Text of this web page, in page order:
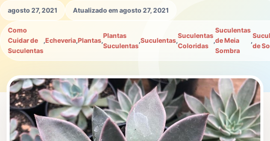
agosto 27, 2021 Atualizado em agosto 27, 2021
Como
Cuidar de
Suculentas
,Echeveria,Plantas,
Plantas
Suculentas
,Suculentas,
Suculentas
Coloridas
,
Suculentas
de Meia
Sombra
,
de